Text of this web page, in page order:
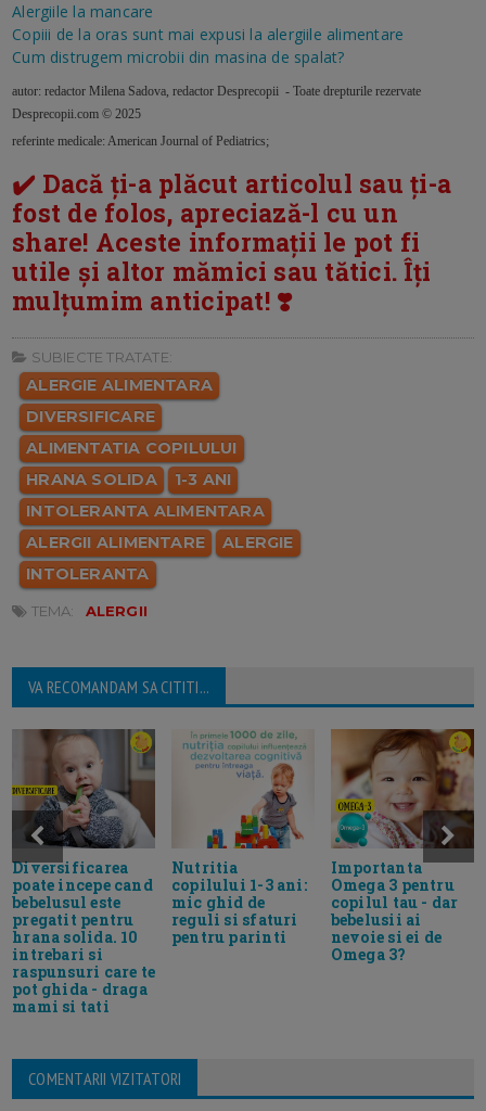
Alergiile la mancare
Copiii de la oras sunt mai expusi la alergiile alimentare
Cum distrugem microbii din masina de spalat?
autor: redactor Milena Sadova, redactor Desprecopii - Toate drepturile rezervate
Desprecopii.com © 2025
referinte medicale: American Journal of Pediatrics;
✔️ Dacă ți-a plăcut articolul sau ți-a
fost de folos, apreciază-l cu un
share! Aceste informații le pot fi
utile și altor mămici sau tătici. Îți
mulțumim anticipat! ❣️
SUBIECTE TRATATE:
ALERGIE ALIMENTARA
DIVERSIFICARE
ALIMENTATIA COPILULUI
HRANA SOLIDA
1-3 ANI
INTOLERANTA ALIMENTARA
ALERGII ALIMENTARE
ALERGIE
INTOLERANTA
TEMA: ALERGII
VA RECOMANDAM SA CITITI...
Diversificarea
poate incepe cand
bebelusul este
pregatit pentru
hrana solida. 10
intrebari si
raspunsuri care te
pot ghida - draga
mami si tati
Nutritia
copilului 1-3 ani:
mic ghid de
reguli si sfaturi
pentru parinti
Importanta
Omega 3 pentru
copilul tau - dar
bebelusii ai
nevoie si ei de
Omega 3?
COMENTARII VIZITATORI